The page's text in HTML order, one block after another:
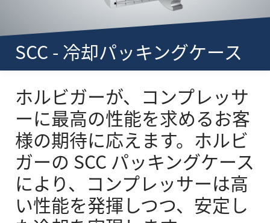
SCC - 冷却パッキングケース
ホルビガーが、コンプレッサ
ーに最高の性能を求めるお客
様の期待に応えます。ホルビ
ガーの SCC パッキングケース
により、コンプレッサーは高
い性能を発揮しつつ、安定し